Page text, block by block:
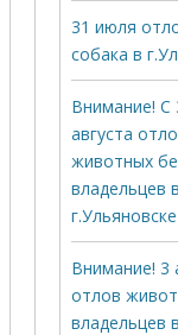
31 июля
собака в
Внимание! С
августа
животных
владельцев в
г.Ульяновске
Внимание! 3
отлов
владельцев в